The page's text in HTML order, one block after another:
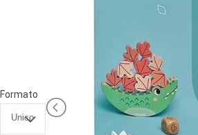
BORSETTE
Formato